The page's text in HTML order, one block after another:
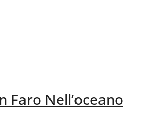
Faro Nell’oceano